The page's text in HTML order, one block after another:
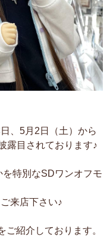
、5月2日（土）から
露目されております♪
特別なSDワンオフモ
来店下さい♪
紹介しております。